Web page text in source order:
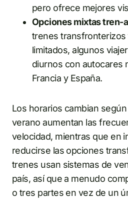
pero ofrece mejores
Opciones mixtas tren-
trenes transfronterizos
limitados, algunos
diurnos con autocares
Francia y España.
Los horarios cambian
verano aumentan las
velocidad, mientras que en
reducirse las opciones
trenes usan sistemas de
país, así que a menudo
o tres partes en vez de un